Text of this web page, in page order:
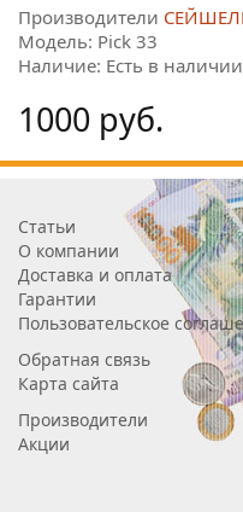
Производители
Модель: Pick 33
Наличие: Есть в наличии
1000 руб.
Статьи
О компании
Доставка и оплата
Гарантии
Пользовательское
Обратная связь
Карта сайта
Производители
Акции